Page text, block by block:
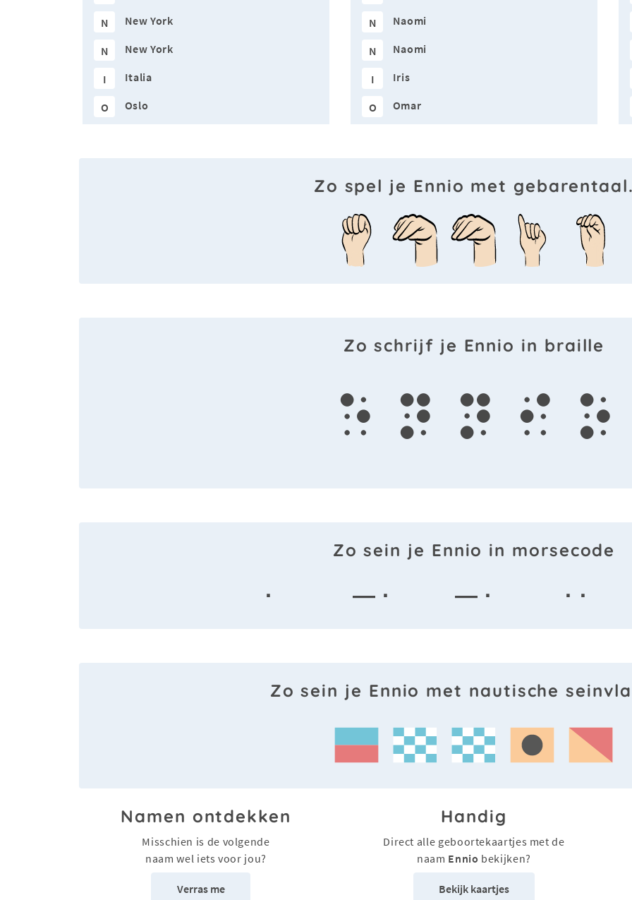
N New York
N New York
I Italia
O Oslo
N Naomi
N Naomi
I Iris
O Omar
Zo spel je Ennio met
Zo schrijf je Ennio in braille
e n n i o
Zo sein je Ennio in morsecode
· — · — · · ·
Zo sein je Ennio met nautische
Namen ontdekken
Misschien is de volgende
naam wel iets voor jou?
Verras me
Handig
Direct alle geboortekaartjes met de
naam Ennio bekijken?
Bekijk kaartjes